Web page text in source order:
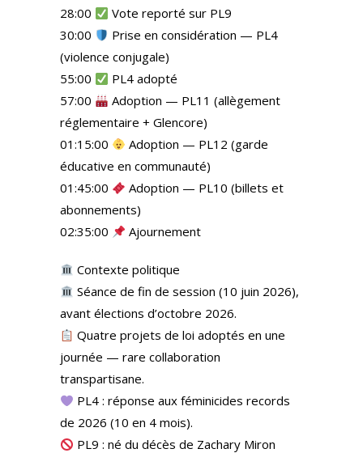
28:00
Vote reporté sur PL9
30:00
Prise en considération — PL4
(violence conjugale)
55:00
PL4 adopté
57:00
Adoption — PL11 (allègement
réglementaire + Glencore)
01:15:00
Adoption — PL12 (garde
éducative en communauté)
01:45:00
Adoption — PL10 (billets et
abonnements)
02:35:00
Ajournement
Contexte politique
Séance de fin de session (10 juin 2026),
avant élections d’octobre 2026.
Quatre projets de loi adoptés en une
journée — rare collaboration
transpartisane.
PL4 : réponse aux féminicides records
de 2026 (10 en 4 mois).
PL9 : né du décès de Zachary Miron